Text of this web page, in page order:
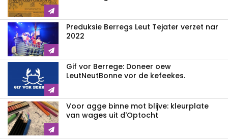
Preduksie Berregs Leut Tejater verzet nar
2022
Gif vor Berrege: Doneer oew
LeutNeutBonne vor de kefeekes.
Voor agge binne mot blijve: kleurplate
van wages uit d'Optocht